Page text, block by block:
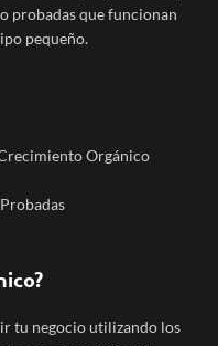
probadas que funcionan
pequeño.
Orgánico
tu negocio utilizando los